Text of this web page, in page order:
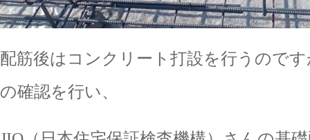
配筋後はコンクリート打設を行うので
の確認を行い、